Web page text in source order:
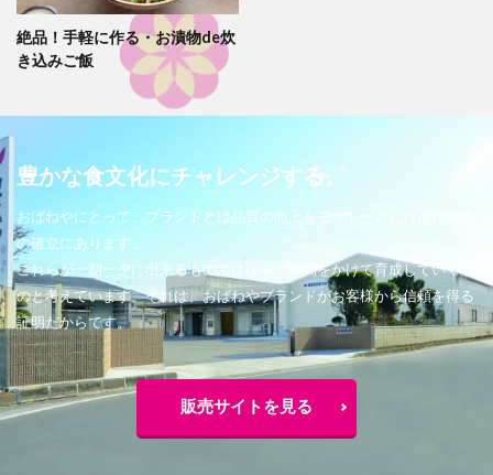
絶品！手軽に作る・お漬物de炊
き込みご飯
豊かな食文化にチャレンジする。
おばねやにとって、ブランドとは品質の向上をモットーとした信頼関係
の確立にあります 。
これらが一朝一夕に出来るものではなく、時間をかけて育成していくも
のと考えています。それは、おばねやブランドがお客様から信頼を得る
証明だからです。
販売サイトを見る